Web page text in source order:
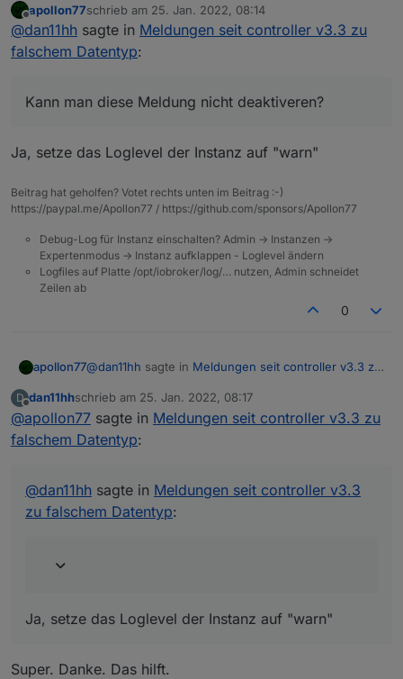
liegt das? Dann muss ich dort mal ins Forum
schreiben. (bin ja nur Anwender)
@apollon77
Puhhh das ist schon ziemlich doof. Zumal es ja so
auch läuft. Kann man diese Meldung nicht
deaktiveren? Das sind leider hunderte Objekte, die
Offline
apollon77schrieb am 25. Jan. 2022, 08:14
zuletzt editiert von
@dan11hh sagte in Meldungen seit controller v3.3 zu
falschem Datentyp:
Kann man diese Meldung nicht deaktiveren?
Ja, setze das Loglevel der Instanz auf "warn"
Beitrag hat geholfen? Votet rechts unten im Beitrag :-)
https://paypal.me/Apollon77 / https://github.com/sponsors/Apollon77
Debug-Log für Instanz einschalten? Admin -> Instanzen ->
Expertenmodus -> Instanz aufklappen - Loglevel ändern
Logfiles auf Platte /opt/iobroker/log/… nutzen, Admin schneidet
Zeilen ab
0
apollon77@dan11hh sagte in Meldungen seit controller v3.3 zu
Kann man diese Meldung nicht deaktiveren?
D
Offline
dan11hhschrieb am 25. Jan. 2022, 08:17
zuletzt editiert von
@apollon77 sagte in Meldungen seit controller v3.3 zu
falschem Datentyp:
@dan11hh sagte in Meldungen seit controller v3.3
zu falschem Datentyp:
Ja, setze das Loglevel der Instanz auf "warn"
Super. Danke. Das hilft.